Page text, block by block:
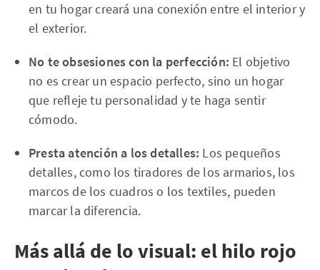
en tu hogar creará una conexión entre el interior y
el exterior.
No te obsesiones con la perfección: El objetivo
no es crear un espacio perfecto, sino un hogar
que refleje tu personalidad y te haga sentir
cómodo.
Presta atención a los detalles: Los pequeños
detalles, como los tiradores de los armarios, los
marcos de los cuadros o los textiles, pueden
marcar la diferencia.
Más allá de lo visual: el hilo rojo